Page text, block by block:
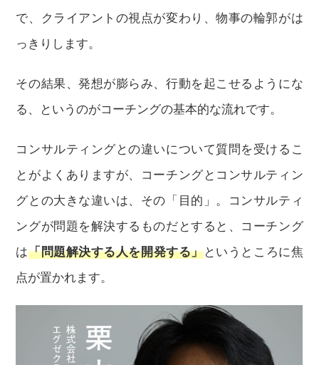
で、クライアントの視点が変わり、物事の輪郭がは
っきりします。
その結果、発想が膨らみ、行動を起こせるようにな
る、というのがコーチングの基本的な流れです。
コンサルティングとの違いについて質問を受けるこ
とがよくありますが、コーチングとコンサルティン
グとの大きな違いは、その「目的」。コンサルティ
ングが問題を解決するものだとすると、コーチング
は「問題解決する人を開発する」というところに焦
点が置かれます。